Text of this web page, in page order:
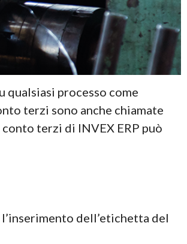
processo come
terzi sono anche chiamate
terzi di INVEX ERP può
dell’etichetta del